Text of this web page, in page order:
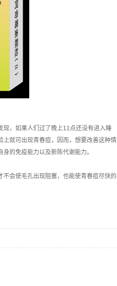
现，如果人们过了晚上11点还没有进入睡
就可出现青春痘，因而，想要改善这种情
的免疫能力以及新陈代谢能力。
会使毛孔出现阻塞，也能使青春痘尽快的